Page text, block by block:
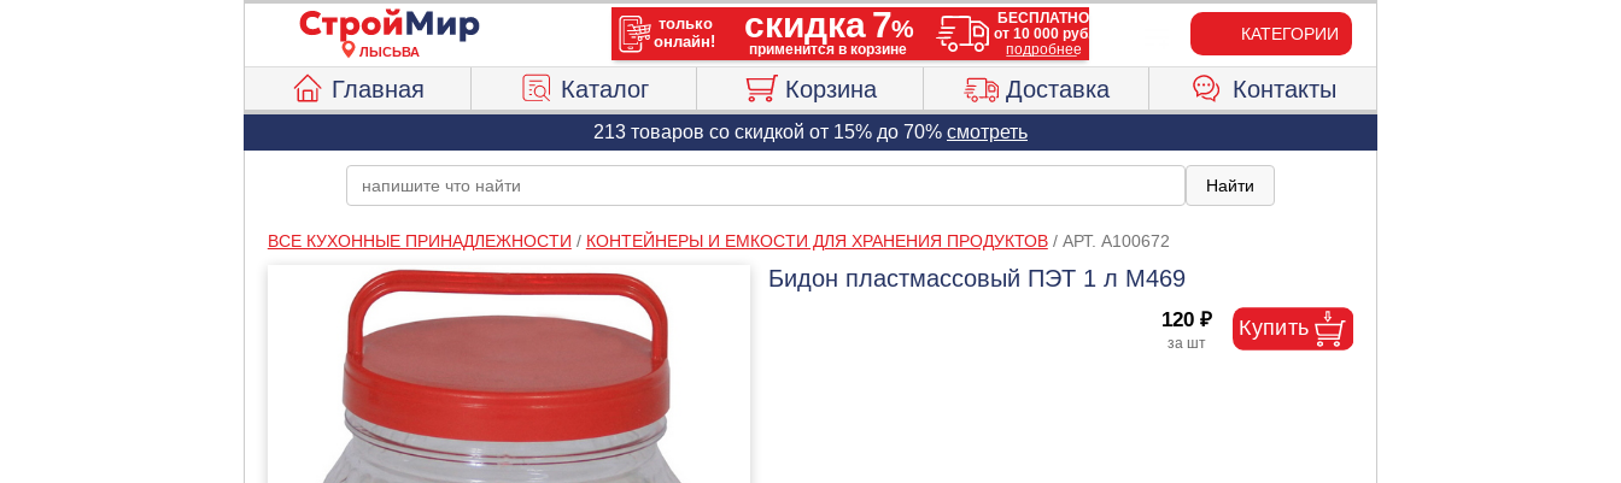
ЛЫСЬВА
КАТЕГОРИИ
Главная Каталог Корзина Доставка Контакты
213 товаров со скидкой от 15% до 70% смотреть
ВСЕ КУХОННЫЕ ПРИНАДЛЕЖНОСТИ / КОНТЕЙНЕРЫ И ЕМКОСТИ ДЛЯ ХРАНЕНИЯ ПРОДУКТОВ/ АРТ. A100672
Бидон пластмассовый ПЭТ 1 л М469
120 ₽